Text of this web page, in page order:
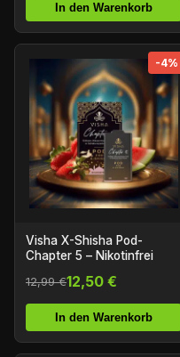
In den Warenkorb
-4%
Visha X-Shisha Pod-
Chapter 5 – Nikotinfrei
12,99 €12,50 €
In den Warenkorb